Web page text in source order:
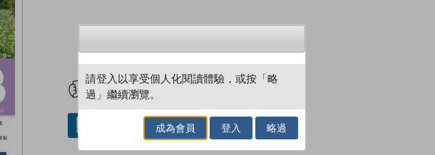
試閲 加入閱讀紀錄
借閱實體書
請登入以享受個人化閱讀體驗，或按「略
過」繼續瀏覽。
成為會員 登入 略過